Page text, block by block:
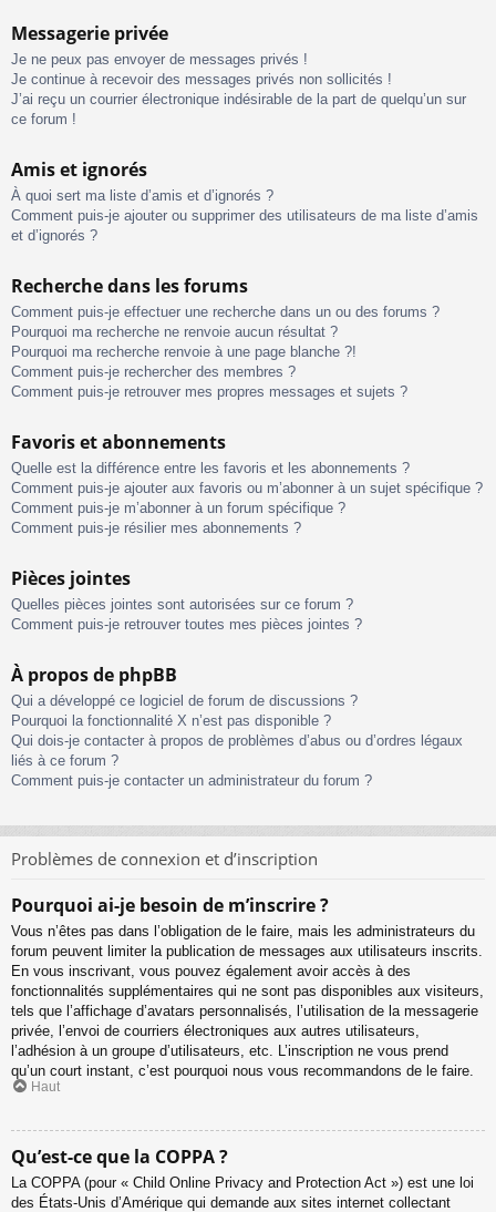
Messagerie privée
Je ne peux pas envoyer de messages privés !
Je continue à recevoir des messages privés non sollicités !
J’ai reçu un courrier électronique indésirable de la part de quelqu’un sur
ce forum !
Amis et ignorés
À quoi sert ma liste d’amis et d’ignorés ?
Comment puis-je ajouter ou supprimer des utilisateurs de ma liste d’amis
et d’ignorés ?
Recherche dans les forums
Comment puis-je effectuer une recherche dans un ou des forums ?
Pourquoi ma recherche ne renvoie aucun résultat ?
Pourquoi ma recherche renvoie à une page blanche ?!
Comment puis-je rechercher des membres ?
Comment puis-je retrouver mes propres messages et sujets ?
Favoris et abonnements
Quelle est la différence entre les favoris et les abonnements ?
Comment puis-je ajouter aux favoris ou m’abonner à un sujet spécifique ?
Comment puis-je m’abonner à un forum spécifique ?
Comment puis-je résilier mes abonnements ?
Pièces jointes
Quelles pièces jointes sont autorisées sur ce forum ?
Comment puis-je retrouver toutes mes pièces jointes ?
À propos de phpBB
Qui a développé ce logiciel de forum de discussions ?
Pourquoi la fonctionnalité X n’est pas disponible ?
Qui dois-je contacter à propos de problèmes d’abus ou d’ordres légaux
liés à ce forum ?
Comment puis-je contacter un administrateur du forum ?
Problèmes de connexion et d’inscription
Pourquoi ai-je besoin de m’inscrire ?
Vous n’êtes pas dans l’obligation de le faire, mais les administrateurs du
forum peuvent limiter la publication de messages aux utilisateurs inscrits.
En vous inscrivant, vous pouvez également avoir accès à des
fonctionnalités supplémentaires qui ne sont pas disponibles aux visiteurs,
tels que l’affichage d’avatars personnalisés, l’utilisation de la messagerie
privée, l’envoi de courriers électroniques aux autres utilisateurs,
l’adhésion à un groupe d’utilisateurs, etc. L’inscription ne vous prend
qu’un court instant, c’est pourquoi nous vous recommandons de le faire.
Haut
Qu’est-ce que la COPPA ?
La COPPA (pour « Child Online Privacy and Protection Act ») est une loi
des États-Unis d’Amérique qui demande aux sites internet collectant